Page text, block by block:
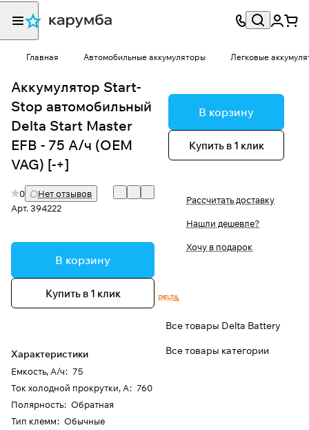
Главная Автомобильные аккумуляторы Легковые
Аккумулятор Start-
Stop автомобильный
Delta Start Master
EFB - 75 А/ч (OEM
VAG) [-+]
0
Нет отзывов
Арт.394222
В корзину
Купить в 1 клик
Характеристики
Емкость, А/ч: 75
Ток холодной прокрутки, А: 760
Полярность: Обратная
Тип клемм: Обычные
В корзину
Купить в 1 клик
Рассчитать доставку
Нашли дешевле?
Хочу в подарок
Все товары Delta Battery
Все товары категории